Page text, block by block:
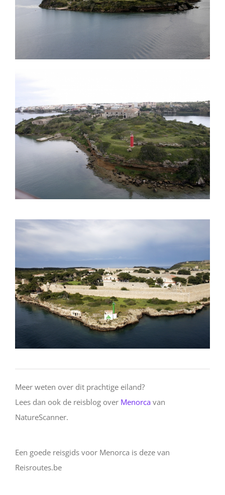
Meer weten over dit prachtige eiland?
Lees dan ook de reisblog over Menorcavan
NatureScanner.
Een goede reisgids voor Menorca is deze van
Reisroutes.be